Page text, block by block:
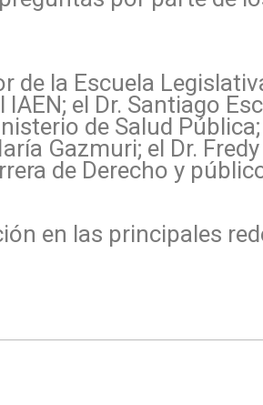
de la Escuela
el Dr. Santiago
de Salud
Gazmuri; el Dr.
de Derecho y
en las principales